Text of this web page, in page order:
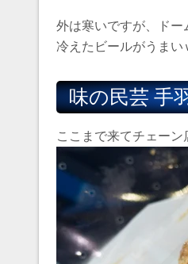
外は寒いですが、ドー
冷えたビールがうまい
味の民芸 手
ここまで来てチェー